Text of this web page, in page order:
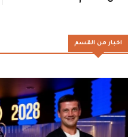
اخبار من القسم